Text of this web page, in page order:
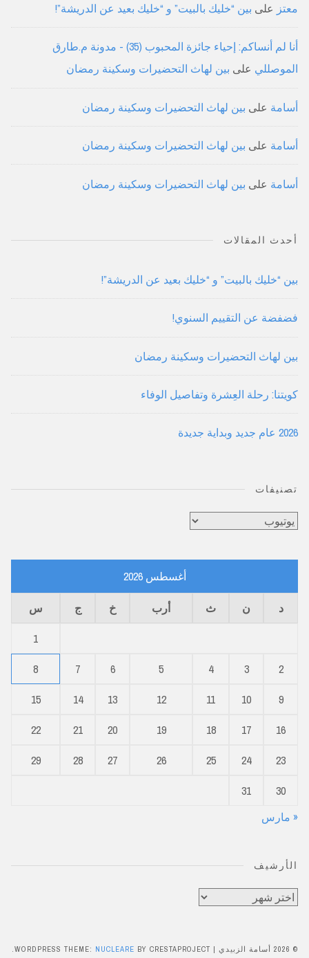
معتز على بين “خليك بالبيت” و “خليك بعيد عن الدريشة”!
أنا لم أنساكم: إحياء جائزة المحبوب (35) - مدونة م.طارق
الموصللي على بين لهاث التحضيرات وسكينة رمضان
أسامة على بين لهاث التحضيرات وسكينة رمضان
أسامة على بين لهاث التحضيرات وسكينة رمضان
أسامة على بين لهاث التحضيرات وسكينة رمضان
أحدث المقالات
بين “خليك بالبيت” و “خليك بعيد عن الدريشة”!
فضفضة عن التقييم السنوي!
بين لهاث التحضيرات وسكينة رمضان
كويتنا: رحلة العِشرة وتفاصيل الوفاء
2026 عام جديد وبداية جديدة
تصنيفات
تصنيفات
أغسطس 2026
د ن ث أرب خ ج
س
1
2
3
4
5
6
7
8
9
10
11
12
13
14
15
16
17
18
19
20
21
22
23
24
25
26
27
28
29
30
31
« مارس
الأرشيف
الأرشيف
© 2026 أسامة الزبيدي |
WORDPRESS THEME: NUCLEARE BY CRESTAPROJECT.